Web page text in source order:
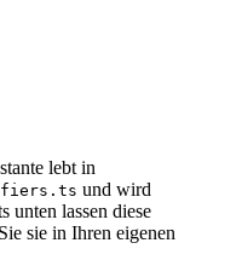
lebt in
und wird
unten lassen diese
sie in Ihren eigenen